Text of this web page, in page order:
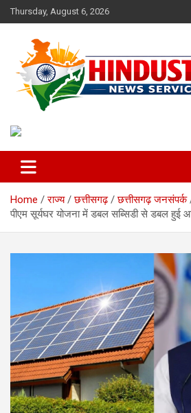
Skip
to
Thursday, August 6, 2026
Hindustan News
Home राज्य छत्तीसगढ़
छत्तीसगढ़ जनसंपर्क
पीएम सूर्यघर योजना में डबल सब्सिडी से डबल हुई